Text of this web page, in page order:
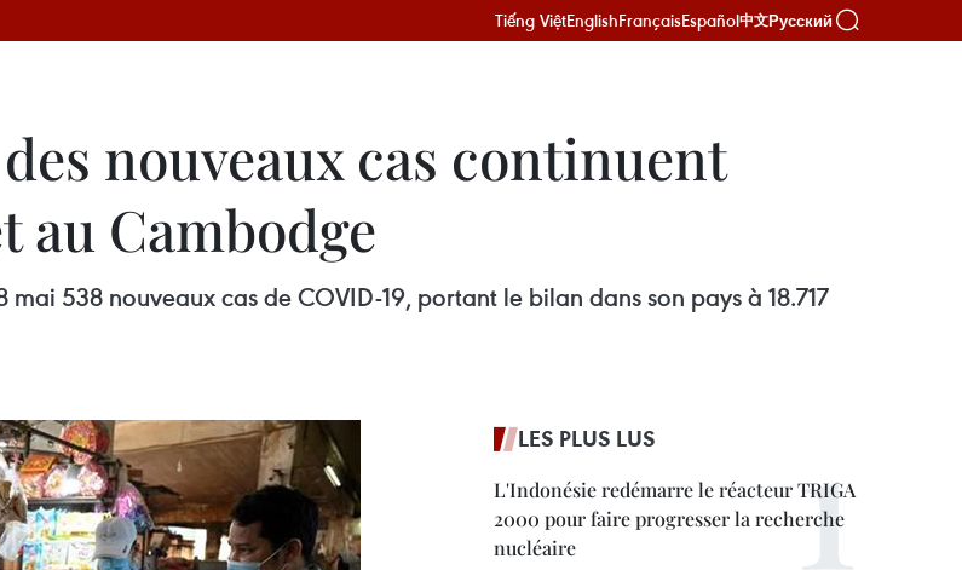
Tiếng ViệtEnglishFrançaisEspañol中文Русский
nouveaux cas continuent
au Cambodge
538 nouveaux cas de COVID-19, portant le bilan dans son pays à 18.717
LES PLUS LUS
L'Indonésie redémarre le réacteur TRIGA
2000 pour faire progresser la recherche
nucléaire